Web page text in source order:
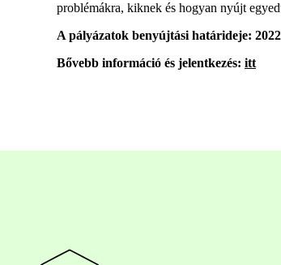
problémákra, kiknek és hogyan nyújt
A pályázatok benyújtási határideje:
Bővebb információ és jelentkezés: itt